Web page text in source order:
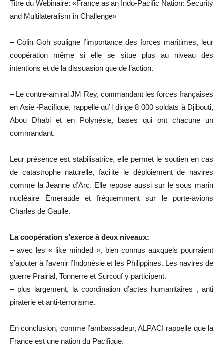
Titre du Webinaire: «France as an Indo-Pacific Nation: Security
and Multilateralism in Challenge»
– Colin Goh souligne l’importance des forces maritimes, leur
coopération même si elle se situe plus au niveau des
intentions et de la dissuasion que de l’action.
– Le contre-amiral JM Rey, commandant les forces françaises
en Asie -Pacifique, rappelle qu’il dirige 8 000 soldats à Djibouti,
Abou Dhabi et en Polynésie, bases qui ont chacune un
commandant.
Leur présence est stabilisatrice, elle permet le soutien en cas
de catastrophe naturelle, facilite le déploiement de navires
comme la Jeanne d’Arc. Elle repose aussi sur le sous marin
nucléaire Émeraude et fréquemment sur le porte-avions
Charles de Gaulle.
La coopération s’exerce à deux niveaux:
– avec les « like minded », bien connus auxquels pourraient
s’ajouter à l’avenir l’Indonésie et les Philippines. Les navires de
guerre Prairial, Tonnerre et Surcouf y participent.
– plus largement, la coordination d’actes humanitaires , anti
piraterie et anti-terrorisme.
En conclusion, comme l’ambassadeur, ALPACI rappelle que la
France est une nation du Pacifique.